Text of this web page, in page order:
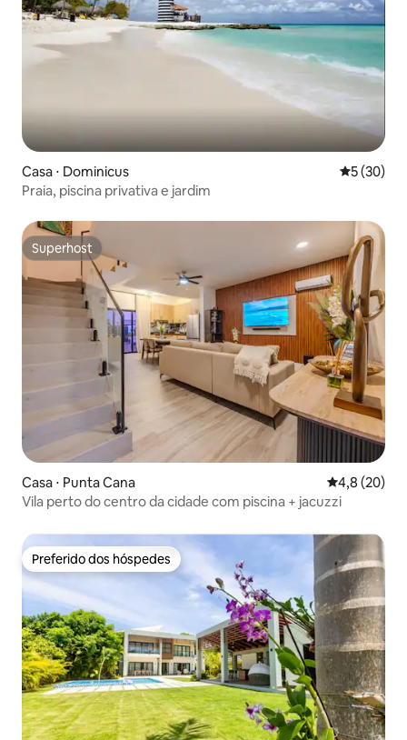
Casa ⋅ Dominicus 5 de uma
5 (30)
Praia, piscina privativa e jardim
Superhost
Superhost
Casa ⋅ Punta Cana 4,8 de uma
4,8 (20)
Vila perto do centro da cidade com piscina + jacuzzi
Preferido dos hóspedes
Preferido dos hóspedes